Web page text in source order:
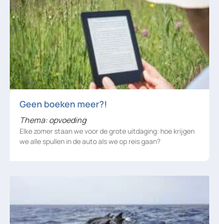
Geen boeken meer?!
Thema: opvoeding
Elke zomer staan we voor de grote uitdaging: hoe krijgen
we alle spullen in de auto als we op reis gaan?